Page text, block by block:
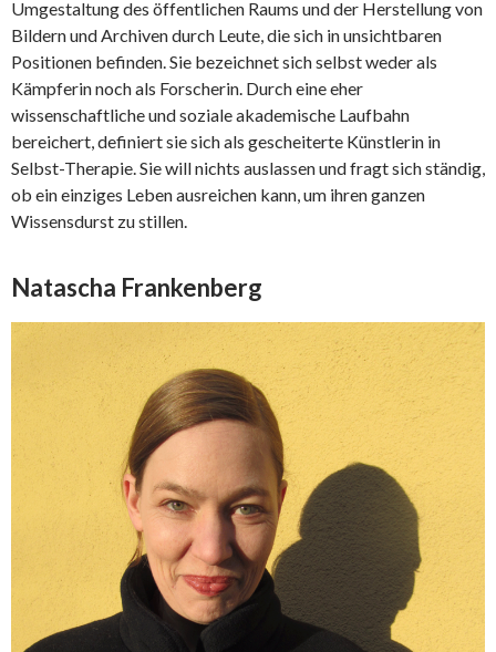
Umgestaltung des öffentlichen Raums und der Herstellung von
Bildern und Archiven durch Leute, die sich in unsichtbaren
Positionen befinden. Sie bezeichnet sich selbst weder als
Kämpferin noch als Forscherin. Durch eine eher
wissenschaftliche und soziale akademische Laufbahn
bereichert, definiert sie sich als gescheiterte Künstlerin in
Selbst-Therapie. Sie will nichts auslassen und fragt sich ständig,
ob ein einziges Leben ausreichen kann, um ihren ganzen
Wissensdurst zu stillen.
Natascha Frankenberg